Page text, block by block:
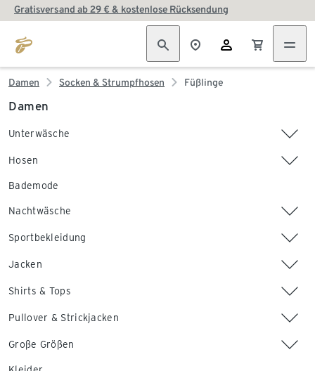
Gratisversand ab 29 € & kostenlose Rücksendung
Damen Socken & Strumpfhosen Füßlinge
Damen
Unterwäsche
Hosen
Bademode
Nachtwäsche
Sportbekleidung
Jacken
Shirts & Tops
Pullover & Strickjacken
Große Größen